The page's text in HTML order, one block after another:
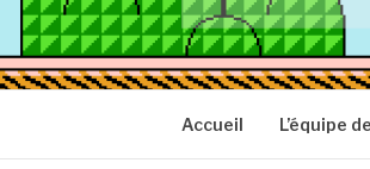
BAND
Actu Geek d'hier et
Accueil L’équipe